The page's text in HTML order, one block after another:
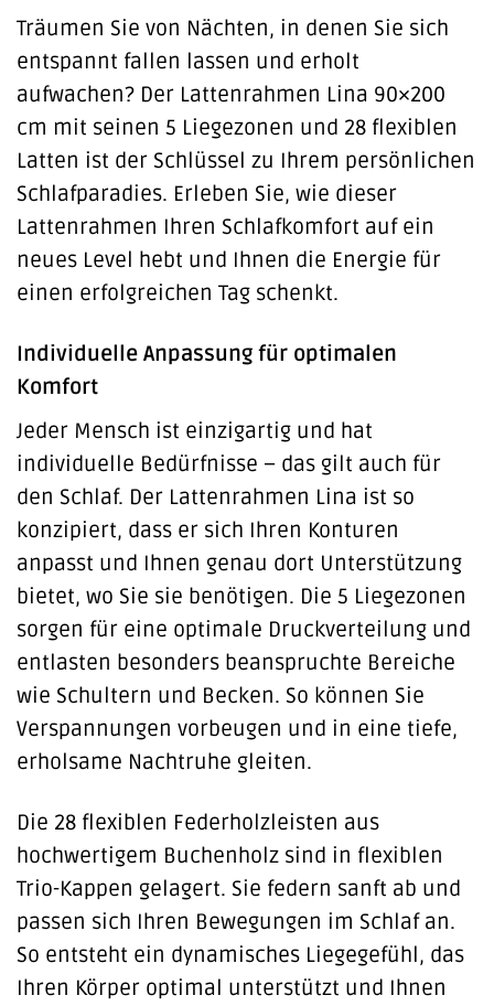
Träumen Sie von Nächten, in denen Sie sich
entspannt fallen lassen und erholt
aufwachen? Der Lattenrahmen Lina 90×200
cm mit seinen 5 Liegezonen und 28 flexiblen
Latten ist der Schlüssel zu Ihrem persönlichen
Schlafparadies. Erleben Sie, wie dieser
Lattenrahmen Ihren Schlafkomfort auf ein
neues Level hebt und Ihnen die Energie für
einen erfolgreichen Tag schenkt.
Individuelle Anpassung für optimalen
Komfort
Jeder Mensch ist einzigartig und hat
individuelle Bedürfnisse – das gilt auch für
den Schlaf. Der Lattenrahmen Lina ist so
konzipiert, dass er sich Ihren Konturen
anpasst und Ihnen genau dort Unterstützung
bietet, wo Sie sie benötigen. Die 5 Liegezonen
sorgen für eine optimale Druckverteilung und
entlasten besonders beanspruchte Bereiche
wie Schultern und Becken. So können Sie
Verspannungen vorbeugen und in eine tiefe,
erholsame Nachtruhe gleiten.
Die 28 flexiblen Federholzleisten aus
hochwertigem Buchenholz sind in flexiblen
Trio-Kappen gelagert. Sie federn sanft ab und
passen sich Ihren Bewegungen im Schlaf an.
So entsteht ein dynamisches Liegegefühl, das
Ihren Körper optimal unterstützt und Ihnen